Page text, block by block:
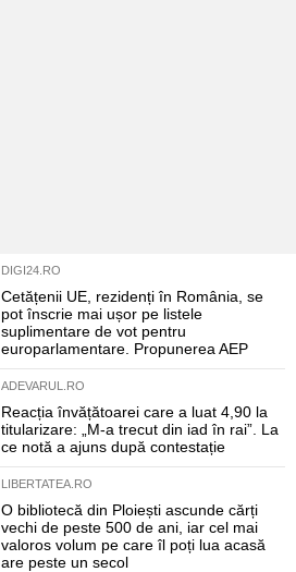
DIGI24.RO
Cetățenii UE, rezidenți în România, se
pot înscrie mai ușor pe listele
suplimentare de vot pentru
europarlamentare. Propunerea AEP
ADEVARUL.RO
Reacția învățătoarei care a luat 4,90 la
titularizare: „M-a trecut din iad în rai”. La
ce notă a ajuns după contestație
LIBERTATEA.RO
O bibliotecă din Ploiești ascunde cărți
vechi de peste 500 de ani, iar cel mai
valoros volum pe care îl poți lua acasă
are peste un secol